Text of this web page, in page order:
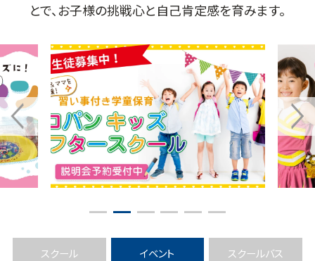
とで、お子様の挑戦心と自己肯定感を育みます。
1 2 3 4 5 6
スクール イベント スクールバス